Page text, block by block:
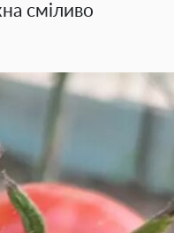
сміливо